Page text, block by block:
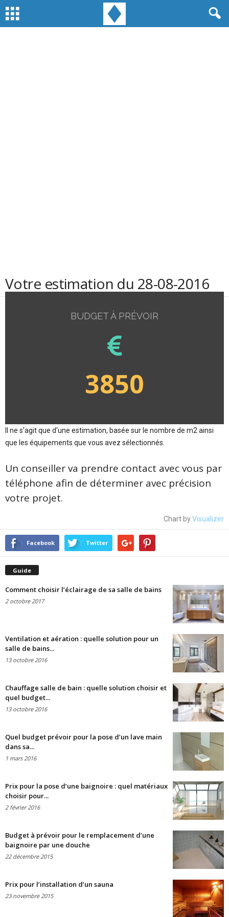
Votre estimation du 28-08-2016
BUDGET À PRÉVOIR
3850
Il ne s'agit que d'une estimation, basée sur le nombre de m2 ainsi
que les équipements que vous avez sélectionnés.
Un conseiller va prendre contact avec vous par
téléphone afin de déterminer avec précision
votre projet.
Chart byVisualizer
Facebook Twitter
Guide
Comment choisir l’éclairage de sa salle de bains
2 octobre 2017
Ventilation et aération : quelle solution pour un
salle de bains...
13 octobre 2016
Chauffage salle de bain : quelle solution choisir et
quel budget...
13 octobre 2016
Quel budget prévoir pour la pose d’un lave main
dans sa...
1 mars 2016
Prix pour la pose d’une baignoire : quel matériaux
choisir pour...
2 février 2016
Budget à prévoir pour le remplacement d’une
baignoire par une douche
22 décembre 2015
Prix pour l’installation d’un sauna
23 novembre 2015